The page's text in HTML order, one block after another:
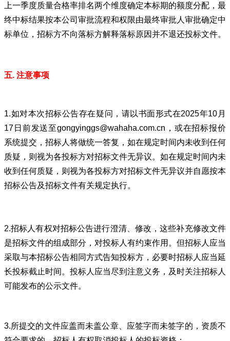
上一季度质量合格率排名两个维度确定本标期的额度分配，最
终中标结果按本公司审批流程和权限由最终审批人审批确定中
标单位，招标方不向落标方解释落标原因并不退还投标文件。
五. 注意事项
1.如对本次招标公告存在疑问，请以书面形式在2025年10月
17日前发送至gongyinggs@wahaha.com.cn，或在招标报价
系统提交，招标人将做统一答复，如在规定时间内未收到任何
质疑，则视为各投标方对招标文件无异议。如在规定时间内未
收到任何质疑，则视为各投标方对招标文件无异议并自愿按本
招标公告及招标文件有关规定执行。
2.招标人有权对招标公告进行澄清、修改，这些补充修改文件
是招标文件的组成部分，对投标人有约束作用。但招标人应当
采取与本招标公告相同方式告知投标方，必要时招标人应当延
长投标截止时间。投标人应当尽到注意义务，及时关注招标人
可能发布的公示文件。
3.所提交的文件应盖而未盖公章、应签字而未签字的，资质不